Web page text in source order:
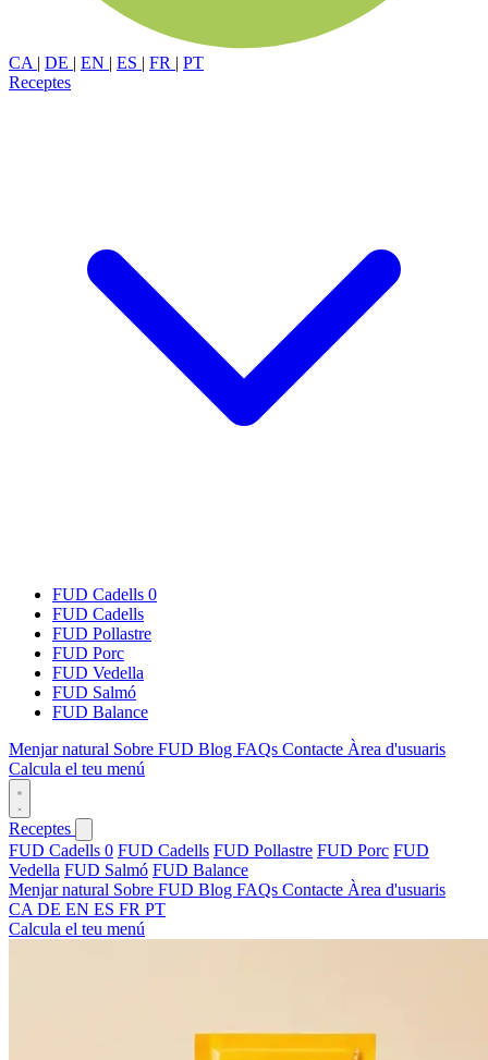
CA | DE | EN | ES | FR | PT
Receptes
FUD Cadells 0
FUD Cadells
FUD Pollastre
FUD Porc
FUD Vedella
FUD Salmó
FUD Balance
Menjar natural Sobre FUD Blog FAQs Contacte Àrea d'usuaris
Calcula el teu menú
Receptes
FUD Cadells 0 FUD Cadells FUD Pollastre FUD Porc FUD
Vedella FUD Salmó FUD Balance
Menjar natural Sobre FUD Blog FAQs Contacte Àrea d'usuaris
CA DE EN ES FR PT
Calcula el teu menú